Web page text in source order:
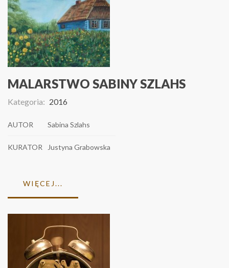
MALARSTWO SABINY SZLAHS
Kategoria: 2016
AUTOR Sabina Szlahs
KURATOR Justyna Grabowska
WIĘCEJ...